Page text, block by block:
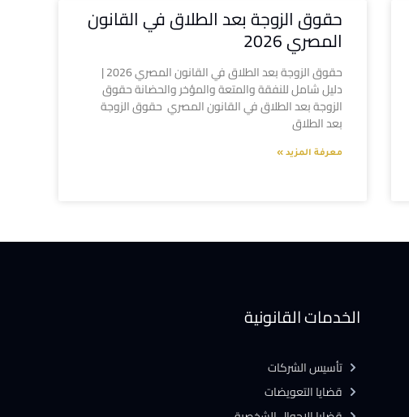
حقوق الزوجة بعد الطلاق في القانون
المصري 2026
حقوق الزوجة بعد الطلاق في القانون المصري 2026 |
دليل شامل للنفقة والمتعة والمؤخر والحضانة حقوق
الزوجة بعد الطلاق في القانون المصري حقوق الزوجة
بعد الطلاق
معرفة المزيد »
الخدمات القانونية
تأسيس الشركات
قضايا التعويضات